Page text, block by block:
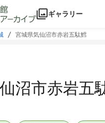
ギャラリー
宮城県気仙沼市赤岩五駄鱈
沼市赤岩五